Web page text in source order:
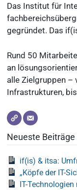
Das Institut für
gegründet. Das
Rund 50
an
alle Zielgruppen –
Infrastrukturen,
Neueste Beiträge
if(is) & itsa:
„Köpfe der IT-
IT-